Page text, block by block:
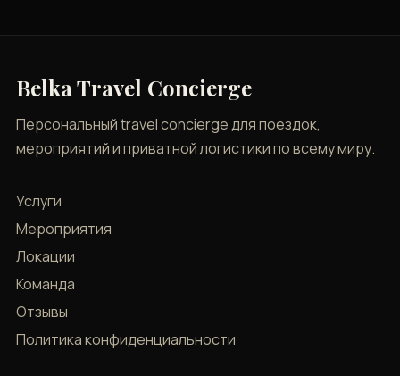
Belka Travel Concierge
Персональный travel concierge для поездок,
мероприятий и приватной логистики по всему миру.
Услуги
Мероприятия
Локации
Команда
Отзывы
Политика конфиденциальности